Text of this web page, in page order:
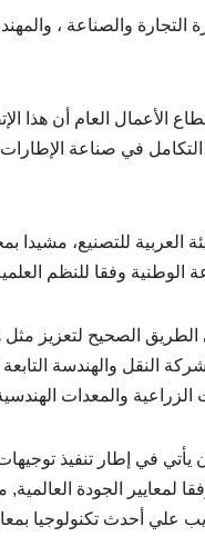
والصناعة ،
الأعمال العام أن هذا
التكامل في صناعة
العربية للتصنيع، مشيدا
وفقا للنظم
الصحيح لتعزيز مثل
النقل والهندسة
الزراعية والمعدات
يأتي في إطار تنفيذ
لمعايير الجودة
علي أحدث تكنولوجيا